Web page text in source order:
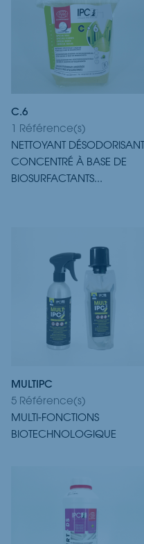
C.6
1 Référence(s)
NETTOYANT DÉSODORISANT
CONCENTRÉ À BASE DE
BIOSURFACTANTS...
MULTIPC
5 Référence(s)
MULTI-FONCTIONS
BIOTECHNOLOGIQUE